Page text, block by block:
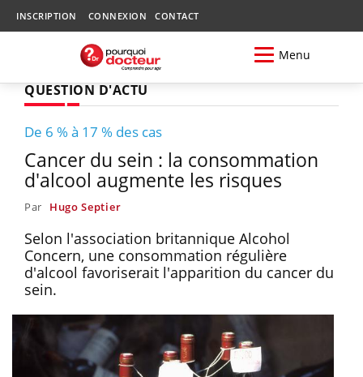
INSCRIPTION CONNEXION CONTACT
Menu
QUESTION D'ACTU
De 6 % à 17 % des cas
Cancer du sein : la consommation
d'alcool augmente les risques
Par Hugo Septier
Selon l'association britannique Alcohol
Concern, une consommation régulière
d'alcool favoriserait l'apparition du cancer du
sein.